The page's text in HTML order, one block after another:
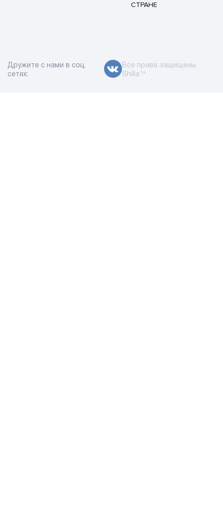
СТРАНЕ
Дружите с нами в соц.
сетях:
Все права защищены
Shilla™